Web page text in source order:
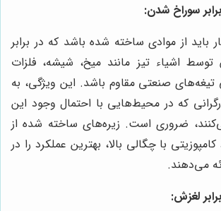
سوراخ شدن:
باید از موادی ساخته شده باشد که در برابر
اشیاء تیز مانند میخ، شیشه، فلزات
تیغه‌های صنعتی مقاوم باشد. این ویژگی، به
که در محیط‌هایی با احتمال وجود این
ضروری است. زیره‌های ساخته شده از
کامپوزیتی با چگالی بالا، بهترین عملکرد را در
می‌دهند.
لغزش: